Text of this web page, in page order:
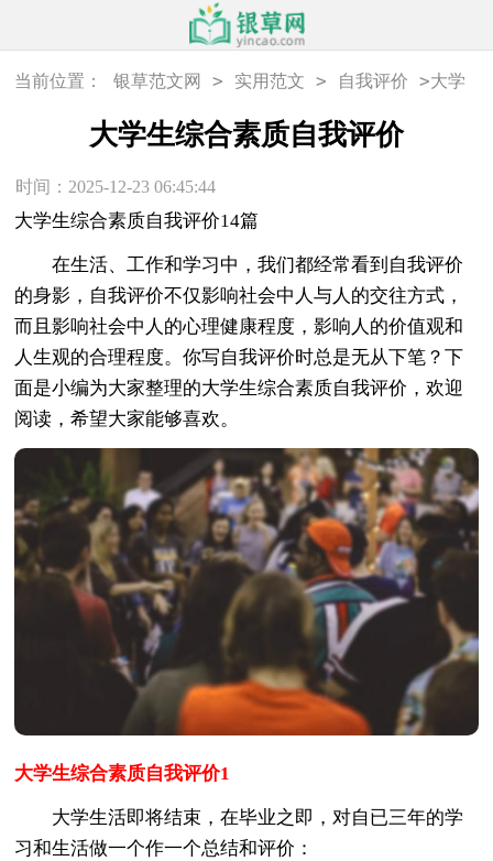
当前位置： 银草范文网 > 实用范文 > 自我评价 >大学
生综合素质自我评价
大学生综合素质自我评价
时间：2025-12-23 06:45:44
大学生综合素质自我评价14篇
在生活、工作和学习中，我们都经常看到自我评价
的身影，自我评价不仅影响社会中人与人的交往方式，
而且影响社会中人的心理健康程度，影响人的价值观和
人生观的合理程度。你写自我评价时总是无从下笔？下
面是小编为大家整理的大学生综合素质自我评价，欢迎
阅读，希望大家能够喜欢。
大学生综合素质自我评价1
大学生活即将结束，在毕业之即，对自已三年的学
习和生活做一个作一个总结和评价：